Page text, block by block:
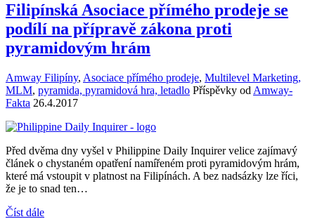
Filipínská Asociace přímého prodeje se
podílí na přípravě zákona proti
pyramidovým hrám
Amway Filipíny, Asociace přímého prodeje, Multilevel Marketing,
MLM, pyramida, pyramidová hra, letadlo Příspěvky od Amway-
Fakta 26.4.2017
Před dvěma dny vyšel v Philippine Daily Inquirer velice zajímavý
článek o chystaném opatření namířeném proti pyramidovým hrám,
které má vstoupit v platnost na Filipínách. A bez nadsázky lze říci,
že je to snad ten…
Číst dále